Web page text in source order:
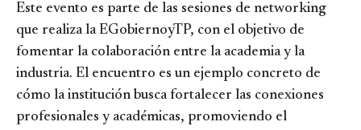
Este evento es parte de las sesiones de networking
que realiza la EGobiernoyTP, con el objetivo de
fomentar la colaboración entre la academia y la
industria. El encuentro es un ejemplo concreto de
cómo la institución busca fortalecer las conexiones
profesionales y académicas, promoviendo el